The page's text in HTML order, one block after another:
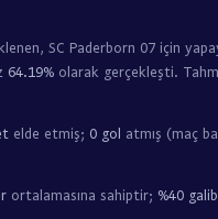
SC Paderborn 07 için
64.19% olarak gerçekleşti.
elde etmiş; 0 gol atmış (maç
ortalamasına sahiptir; %40